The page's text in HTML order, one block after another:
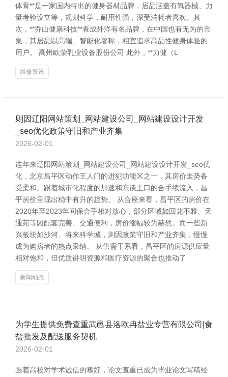
体育**是一家国内特出的健身器材品牌，居品涵盖有氧器械、力
量考验设立等，规划科学，耐用性强，深受消耗者喜欢。其
次，**乔山健康科技**看成外洋有名品牌，在中国也有无为的市
集，其居品以高端、智能化著称，相宜追求高品性健身体验的
用户。 高州欧荣乳业设备股份公司 此外，**力健（L
维修资讯
则因辽阳网站策划_网站建设公司_网站建设设计开发
_seo优化政策守旧和产业齐集
2026-02-01
连年来辽阳网站策划_网站建设公司_网站建设设计开发_seo优
化，北京昌平区动作王人门的进犯功能区之一，其房价走势备
受柔和。跟着城市化程度的加速和东谈主口的合手续流入，昌
平房价呈现出稳中有升的趋势。 从合座来看，昌平区的房价在
2020年至2023年间保合手相对放心，部分区域如回龙不雅、天
通苑等因配套完善、交通便利，房价涨幅较为赫然。而一些新
兴板块如沙河、将来科学城，则因政策守旧和产业齐集，慢慢
成为购房者的热点采纳。 从供需干系看，昌平区的房源供应量
相对饱和，但优质讲明资源和医疗资源的聚合也推动了
新闻动态
为学生提供免费查重武邑县洛欧冉盐业专营有限公司|食
盐批发及配送服务契机
2026-02-01
跟着高校对学术诚信的嗜好，论文查重已成为毕业论文写稿经